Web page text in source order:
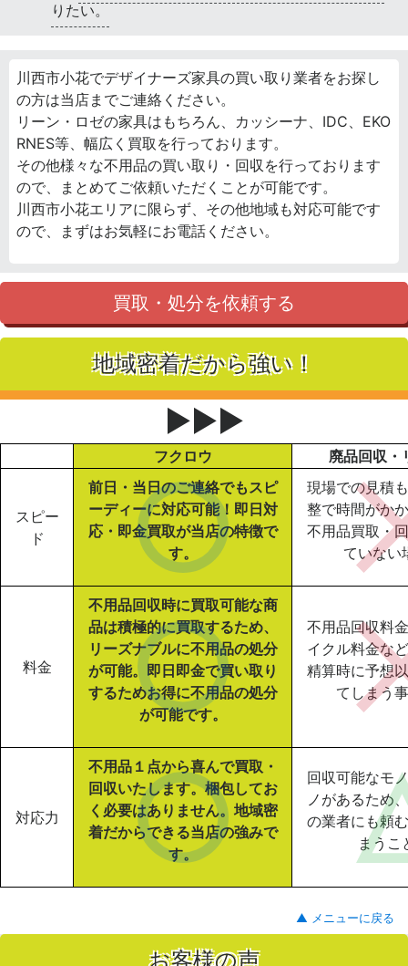
りたい。
川西市小花でデザイナーズ家具の買い取り業者をお探し
の方は当店までご連絡ください。
リーン・ロゼの家具はもちろん、カッシーナ、IDC、EKO
RNES等、幅広く買取を行っております。
その他様々な不用品の買い取り・回収を行っております
ので、まとめてご依頼いただくことが可能です。
川西市小花エリアに限らず、その他地域も対応可能です
ので、まずはお気軽にお電話ください。
買取・処分を依頼する
地域密着だから強い！
▶▶▶
フクロウ 廃品回収・
スピー
ド
前日・当日のご連絡でもスピ
ーディーに対応可能！即日対
応・即金買取が当店の特徴で
す。
現場での見積
整で時間がか
不用品買取・
ていない
料金
不用品回収時に買取可能な商
品は積極的に買取するため、
リーズナブルに不用品の処分
が可能。即日即金で買い取り
するためお得に不用品の処分
が可能です。
不用品回収料
イクル料金な
精算時に予想
てしまう
対応力
不用品１点から喜んで買取・
回収いたします。梱包してお
く必要はありません。地域密
着だからできる当店の強みで
す。
回収可能なモ
ノがあるため
の業者にも頼
まうこ
▲ メニューに戻る
お客様の声